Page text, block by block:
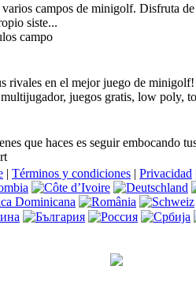
campos de minigolf. Disfruta
siste...
campo
rivales en el mejor juego de minigolf!
juegos gratis, low poly,
que haces es seguir embocando
| Términos y condiciones | Privacidad